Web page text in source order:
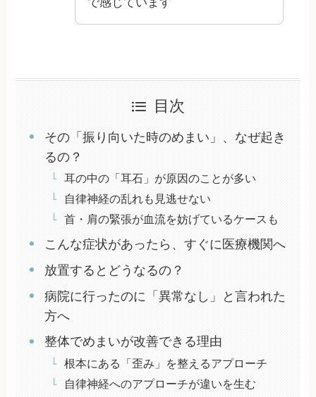
目次
その「振り向いた時のめまい」、なぜ起き
るの？
耳の中の「耳石」が原因のことが多い
自律神経の乱れも見逃せない
首・肩の緊張が血流を妨げているケースも
こんな症状があったら、すぐに医療機関へ
放置するとどうなるの？
病院に行ったのに「異常なし」と言われた
方へ
整体でめまいが改善できる理由
根本にある「歪み」を整えるアプローチ
自律神経へのアプローチが違いを生む